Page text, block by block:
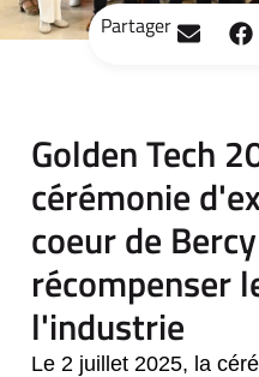
Partager
Golden Tech
cérémonie
coeur de
récompenser
l'industrie
Le 2 juillet 2025, la